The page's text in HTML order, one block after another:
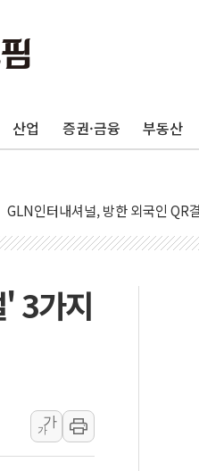
산업 증권·금융 부동산
토박스코리아, 스토케 여행용품 '젯
29CM, 홈·라이프스타일 기획전
오에스피, '세계 고양이의 날' 맞아
사우디 "북·남서 이란 지휘 아래
에이치시티 "에이치엔에이치바이
에스트래픽, LS 일렉트릭 철도신
세븐일레븐, 쿠팡이츠와 손잡고 퀵
[특징주] 저가 매수 유입…프리마켓
카카오스타일 지그재그, '직잭뷰
풀무원푸드앤컬처, 인천공항서 '팔
3가지
가
가